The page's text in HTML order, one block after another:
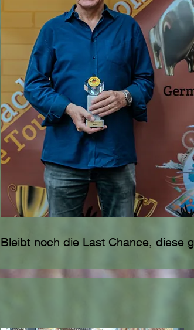
Bleibt noch die Last Chance, diese